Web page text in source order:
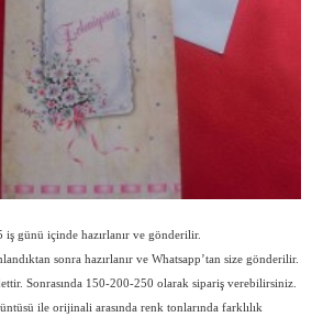
günü içinde hazırlanır ve gönderilir.
sonra hazırlanır ve Whatsapp’tan size gönderilir.
Sonrasında 150-200-250 olarak sipariş verebilirsiniz.
ile orijinali arasında renk tonlarında farklılık